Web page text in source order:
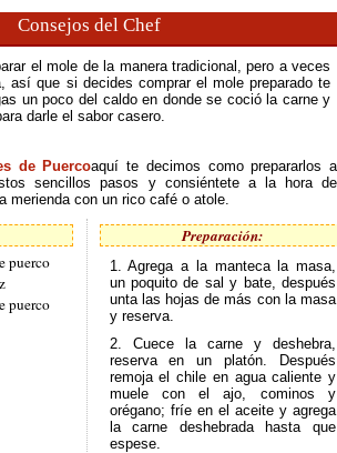
Consejos del Chef
el mole de la manera tradicional, pero a veces
así que si decides comprar el mole preparado te
un poco del caldo en donde se coció la carne y
darle el sabor casero.
de Puercoaquí te decimos como prepararlos
sencillos pasos y consiéntete a la hora
merienda con un rico café o atole.
puerco
puerco
Preparación:
1. Agrega a la manteca la masa,
un poquito de sal y bate, después
unta las hojas de más con la masa
y reserva.
2. Cuece la carne y deshebra,
reserva en un platón. Después
remoja el chile en agua caliente y
muele con el ajo, cominos y
orégano; fríe en el aceite y agrega
la carne deshebrada hasta que
espese.